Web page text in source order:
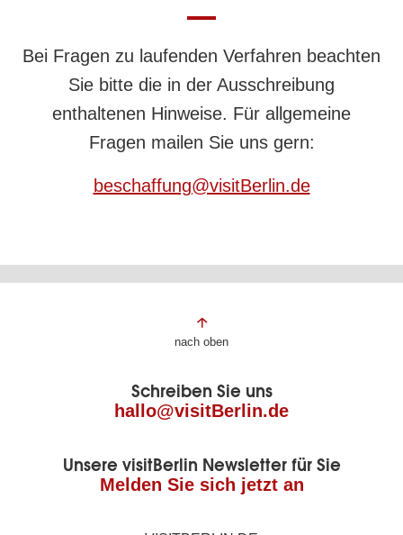
Bei Fragen zu laufenden Verfahren beachten
Sie bitte die in der Ausschreibung
enthaltenen Hinweise. Für allgemeine
Fragen mailen Sie uns gern:
beschaffung@visitBerlin.de
Fußbereich
Seite
nach oben
Schreiben Sie uns
hallo@visitBerlin.de
Unsere visitBerlin Newsletter für Sie
Melden Sie sich jetzt an